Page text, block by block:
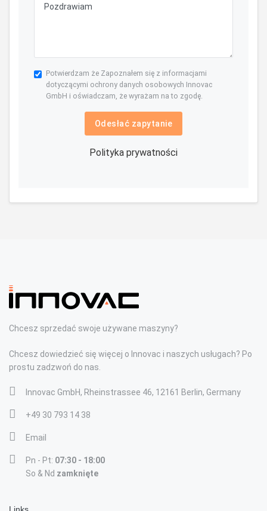
Potwierdzam że Zapoznałem się z informacjami
dotyczącymi ochrony danych osobowych Innovac
GmbH i oświadczam, że wyrażam na to zgodę.
Odesłać zapytanie
Polityka prywatności
Chcesz sprzedać swoje używane maszyny?
Chcesz dowiedzieć się więcej o Innovac i naszych usługach? Po
prostu zadzwoń do nas.
Innovac GmbH, Rheinstrassee 46, 12161 Berlin, Germany
+49 30 793 14 38
Email
Pn - Pt: 07:30 - 18:00
So & Nd zamknięte